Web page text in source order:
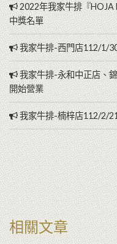
2022年我家牛排『HOJA
中獎名單
我家牛排-西門店112/1/
我家牛排-永和中正店、
開始營業
我家牛排-楠梓店112/2/
相關文章